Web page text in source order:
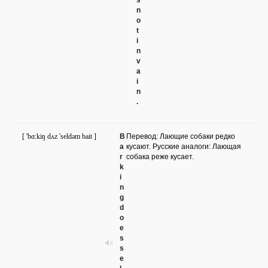
n
o
t
i
n
v
a
i
n
.
B
a
r
k
i
n
g
d
o
e
s
s
e
[ 'bɑ:kiŋ dʌz 'seldəm bait ]
Перевод: Лающие собаки редко
кусают. Русские аналоги: Лающая
собака реже кусает.